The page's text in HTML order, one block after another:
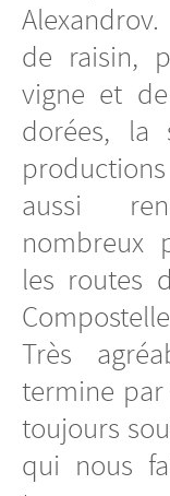
de raisin,
vigne et
dorées, la
aussi
nombreux
les routes
Compostelle
Très
termine
toujours
qui nous